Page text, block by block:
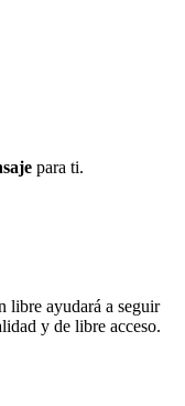
para ti.
libre ayudará a seguir
y de libre acceso.